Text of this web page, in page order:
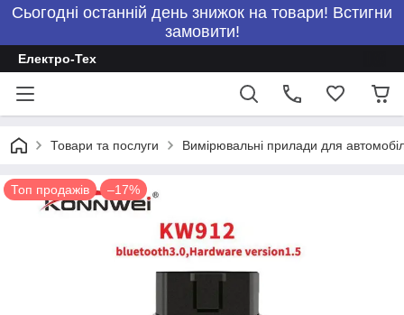
Сьогодні останній день знижок на товари! Встигни
замовити!
Електро-Тех
Товари та послуги Вимірювальні прилади для
Топ продажів –17%